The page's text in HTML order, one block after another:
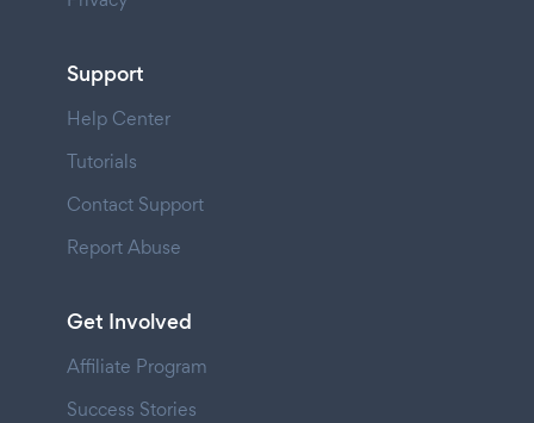
Support
Help Center
Tutorials
Contact Support
Report Abuse
Get Involved
Affiliate Program
Success Stories